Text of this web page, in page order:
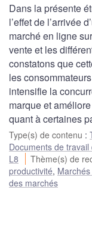
Dans la présente
l’effet de l’arrivée
marché en ligne
vente et les
constatons que
les
intensifie la
marque et
quant à certaines
Type(s) de contenu :
Documents de
L8
Thème(s) de
productivité,
des marchés